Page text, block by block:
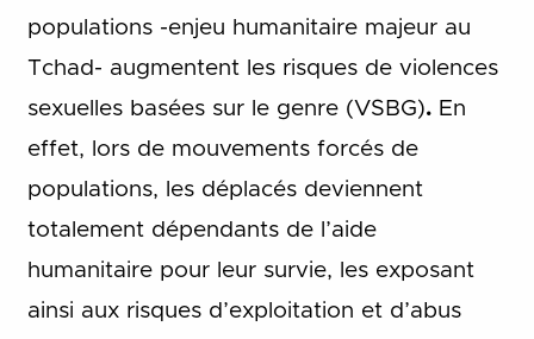
populations -enjeu humanitaire majeur au
Tchad- augmentent les risques de violences
sexuelles basées sur le genre (VSBG). En
effet, lors de mouvements forcés de
populations, les déplacés deviennent
totalement dépendants de l’aide
humanitaire pour leur survie, les exposant
ainsi aux risques d’exploitation et d’abus